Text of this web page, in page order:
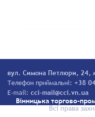
вул. Симона Петлюри, 24,
Телефон приймальні: +38
E-mail: cci-mail@cci.vn.ua
Вінницька торгово-
Всі права